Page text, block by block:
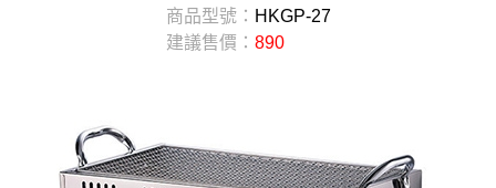
商品型號： HKGP-27
建議售價： 890